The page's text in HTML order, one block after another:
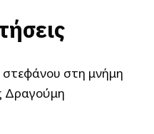
στη μνήμη
Δραγούμη